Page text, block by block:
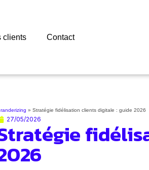
clients Contact
» Stratégie fidélisation clients digitale : guide 2026
27/05/2026